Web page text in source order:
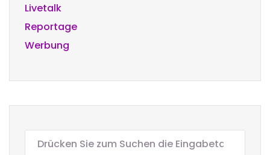
Livetalk
Reportage
Werbung